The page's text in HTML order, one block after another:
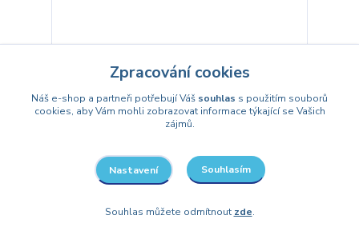
Svatební přání Novomanželům -
Zpracování cookies
Náš e-shop a partneři potřebují Váš souhlas s použitím souborů
cookies, aby Vám mohli zobrazovat informace týkající se Vašich
zájmů.
Nastavení Souhlasím
Souhlas můžete odmítnout zde.